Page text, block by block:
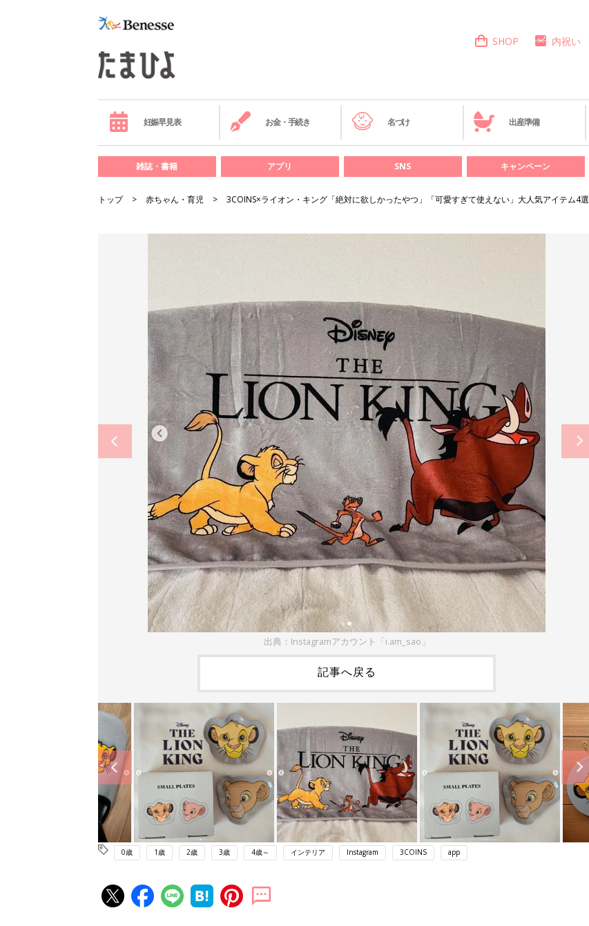
SHOP 内祝い
妊娠早見表 お金・手続き 名づけ 出産準備
雑誌・書籍 アプリ SNS キャンペーン
トップ 赤ちゃん・育児 3COINS×ライオン・キング「絶対に欲しかったやつ」「可愛すぎて使えない」大人気アイテム4選
出典：Instagramアカウント「i.am_sao」
記事へ戻る
0歳 1歳 2歳 3歳 4歳～ インテリア Instagram 3COINS app